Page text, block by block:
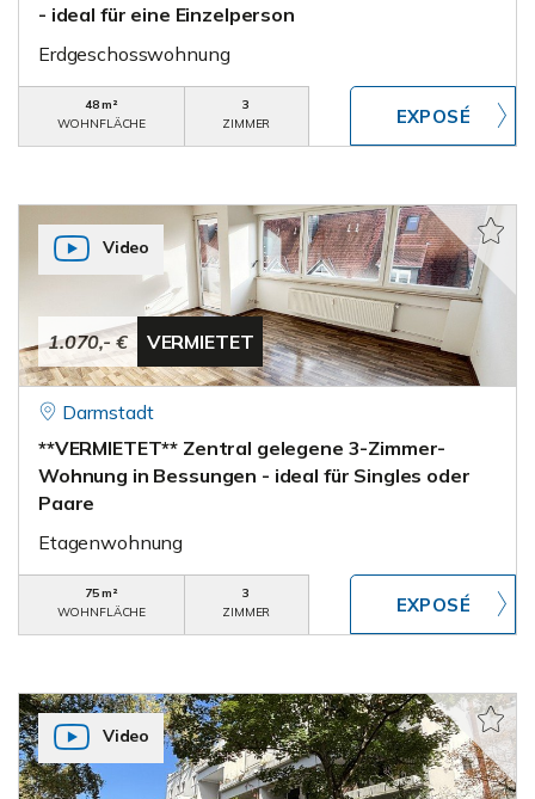
- ideal für eine Einzelperson
Erdgeschosswohnung
48 m²
WOHNFLÄCHE
3
ZIMMER
1.070,- € VERMIETET
Video
Darmstadt
**VERMIETET** Zentral gelegene 3-Zimmer-
Wohnung in Bessungen - ideal für Singles oder
Paare
Etagenwohnung
75 m²
WOHNFLÄCHE
3
ZIMMER
Video